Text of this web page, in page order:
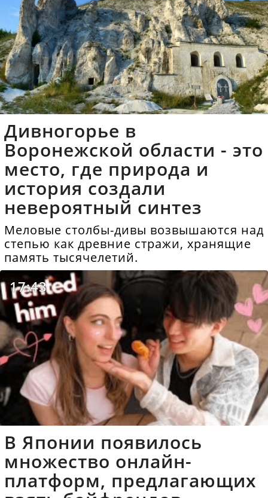
Дивногорье в
Воронежской области - это
место, где природа и
история создали
невероятный синтез
Меловые столбы-дивы возвышаются над
степью как древние стражи, хранящие
память тысячелетий.
17:43
В Японии появилось
множество онлайн-
платформ, предлагающих